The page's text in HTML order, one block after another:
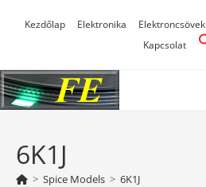
Kezdőlap Elektronika Elektroncsövek
Kapcsolat
6K1J
> Spice Models > 6K1J